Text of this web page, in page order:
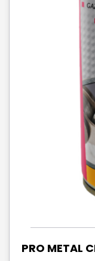
PRO METAL